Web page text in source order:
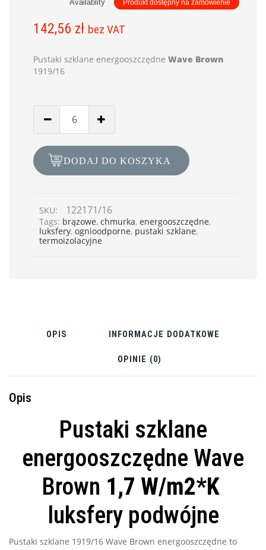
Availablity Produkt dostępny na zamówienie
142,56 zł bez VAT
Pustaki szklane energooszczędne Wave Brown
1919/16
DODAJ DO KOSZYKA
SKU: 122171/16
Tags: brązowe, chmurka, energooszczędne,
luksfery, ognioodporne, pustaki szklane,
termoizolacyjne
OPIS INFORMACJE DODATKOWE
OPINIE (0)
Opis
Pustaki szklane
energooszczędne Wave
Brown 1,7 W/m2*K
luksfery podwójne
Pustaki szklane 1919/16 Wave Brown energooszczędne to